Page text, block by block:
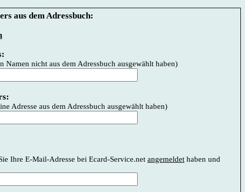
aus dem Adressbuch:
Namen nicht aus dem Adressbuch ausgewählt haben)
Adresse aus dem Adressbuch ausgewählt haben)
Ihre E-Mail-Adresse bei Ecard-Service.net angemeldet haben und